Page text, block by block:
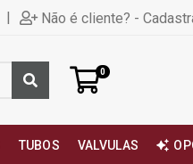
| Não é cliente? -
0
TUBOS VALVULAS